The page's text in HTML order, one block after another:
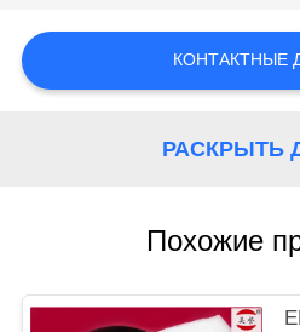
ЗАПРОСИТЕ
ЦИТАТУ
POLICY
КОНТАКТНЫЕ
РАСКРЫТЬ
Похожие